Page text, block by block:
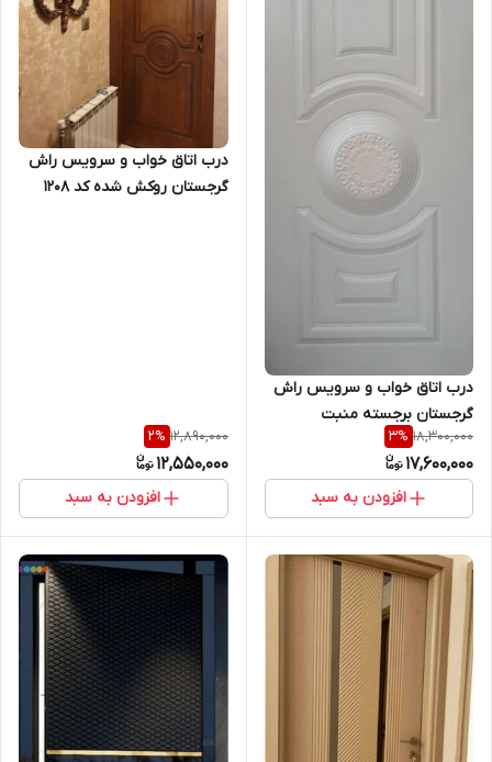
درب اتاق خواب و سرویس راش
گرجستان برجسته منبت
18,300,000
3%
17,600,000
افزودن به سبد
درب اتاق خواب و سرویس راش
گرجستان روکش شده کد 1208
12,890,000
2%
12,550,000
افزودن به سبد